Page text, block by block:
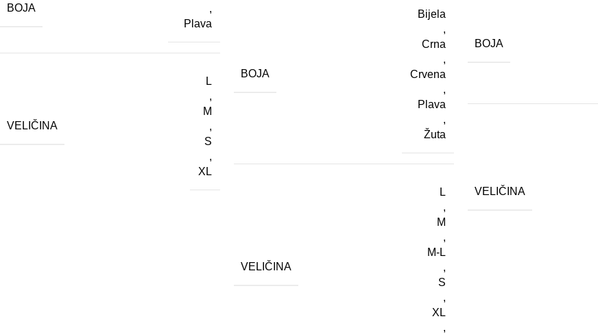
BOJA
,
Plava
VELIČINA
L
,
M
,
S
,
XL
BOJA
Bijela
,
Crna
,
Crvena
,
Plava
,
Žuta
VELIČINA
L
,
M
,
M-L
,
S
,
XL
,
BOJA
VELIČINA